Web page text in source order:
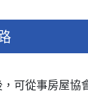
可從事房屋